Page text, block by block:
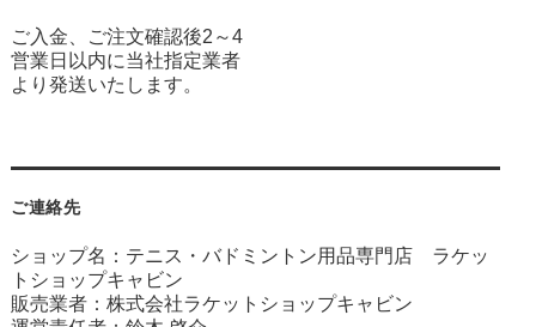
ご入金、ご注文確認後2～4
営業日以内に当社指定業者
より発送いたします。
ご連絡先
ショップ名：テニス・バドミントン用品専門店 ラケッ
トショップキャビン
販売業者：株式会社ラケットショップキャビン